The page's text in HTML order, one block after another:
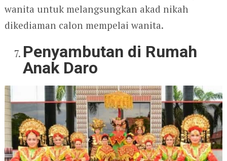
wanita untuk melangsungkan akad nikah
dikediaman calon mempelai wanita.
Penyambutan di Rumah
Anak Daro